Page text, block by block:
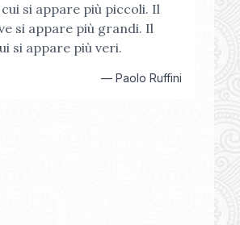
si appare più piccoli. Il
si appare più grandi. Il
si appare più veri.
— Paolo Ruffini